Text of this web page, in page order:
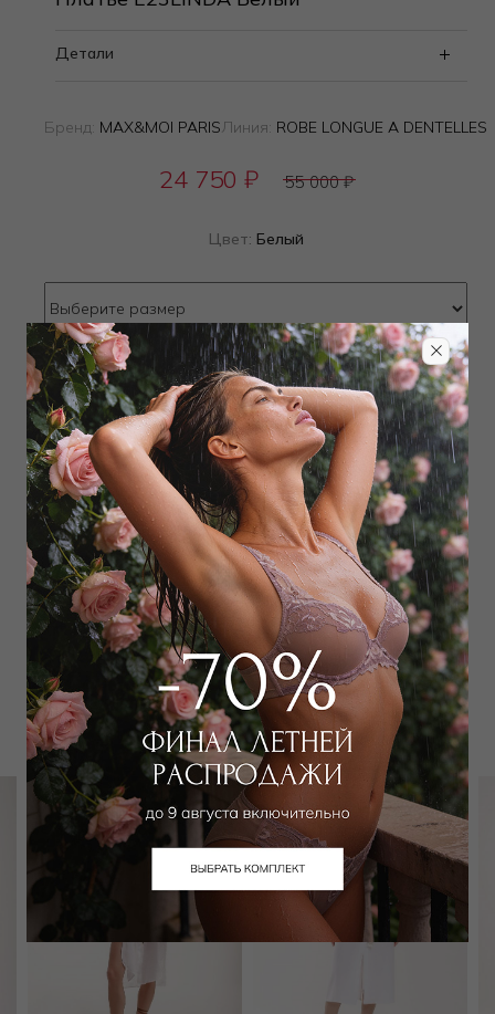
Детали
Бренд: MAX&MOI PARISЛиния: ROBE LONGUE A DENTELLES
24 750 ₽ 55 000₽
Цвет: Белый
Определить размер
Наличие в магазинах
Добавитьв корзину
Добавить в избранное
Забронировать в магазине
Вам может подойти